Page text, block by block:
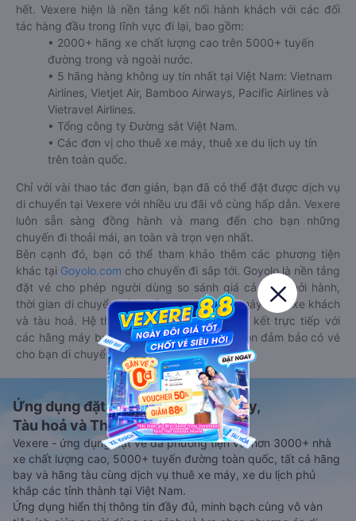
hết. Vexere hiện là nền tảng kết nối hành khách với các đối
tác hàng đầu trong lĩnh vực đi lại, bao gồm:
• 2000+ hãng xe chất lượng cao trên 5000+ tuyến
đường trong và ngoài nước.
• 5 hãng hàng không uy tín nhất tại Việt Nam: Vietnam
Airlines, Vietjet Air, Bamboo Airways, Pacific Airlines và
Vietravel Airlines.
• Tổng công ty Đường sắt Việt Nam.
• Các đơn vị cho thuê xe máy, thuê xe du lịch uy tín
trên toàn quốc.
Chỉ với vài thao tác đơn giản, bạn đã có thể đặt được dịch vụ
di chuyển tại Vexere với nhiều ưu đãi vô cùng hấp dẫn. Vexere
luôn sẵn sàng đồng hành và mang đến cho bạn những
chuyến đi thoải mái, an toàn và trọn vẹn nhất.
Bên cạnh đó, bạn có thể tham khảo thêm các phương tiện
khác tại Goyolo.com cho chuyến đi sắp tới. Goyolo là nền tảng
đặt vé cho phép người dùng so sánh giá cả, giờ khởi hành,
thời gian di chuyển của nhiều phương tiện máy bay, xe khách
và tàu hoả. Hệ thống của Goyolo được liên kết trực tiếp với
các hãng máy bay, xe khách và tàu hoả, luôn đảm bảo có vé
cho bạn di chuyển.
Ứng dụng đặt vé Xe khách, Máy bay,
Tàu hoả và Thuê xe
Vexere - ứng dụng đặt vé đa phương tiện với hơn 3000+ nhà
xe chất lượng cao, 5000+ tuyến đường toàn quốc, tất cả hãng
bay và hãng tàu cùng dịch vụ thuê xe máy, xe du lịch phủ
khắp các tỉnh thành tại Việt Nam.
Ứng dụng hiển thị thông tin đầy đủ, minh bạch cùng vô vàn